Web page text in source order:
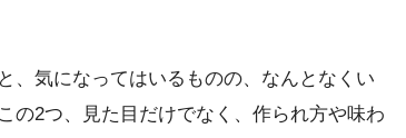
、気になってはいるものの、なんとなくい
の2つ、見た目だけでなく、作られ方や味わ